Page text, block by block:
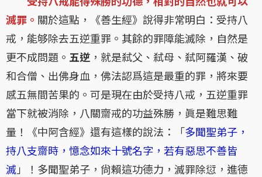
滅罪。 關於這點，《善生經》說得非常明白：受持八
戒，能够除去五逆重罪。其餘的罪障能滅除，自然是
更不成問題。 五逆 ，就是弒父、弒母、弒阿羅漢、破
和合僧、出佛身血，佛法認爲這是最重的罪，將來要
感五無間苦果的。可是現在由於受持八戒，五逆重罪
當下就被消除，八關齋戒的功益殊勝，眞是難思難
量！《中阿含經》還有這樣的說法：「多聞聖弟子，
持八支齋時，憶念如來十號名字，若有惡思不善皆
滅」！多聞聖弟子，尙賴這功德力，滅罪除愆，進德